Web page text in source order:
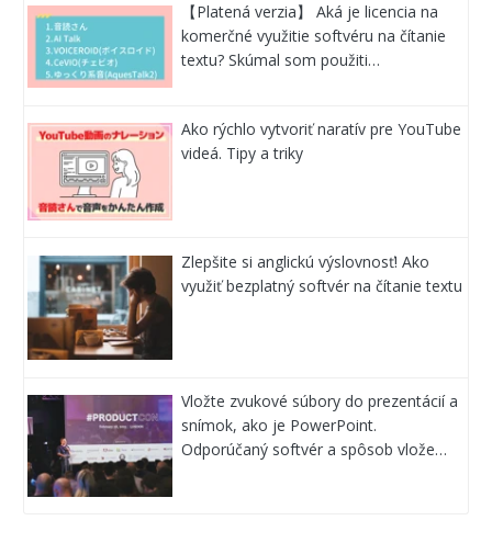
【Platená verzia】 Aká je licencia na
komerčné využitie softvéru na čítanie
textu? Skúmal som použiti…
Ako rýchlo vytvoriť naratív pre YouTube
videá. Tipy a triky
Zlepšite si anglickú výslovnosť! Ako
využiť bezplatný softvér na čítanie textu
Vložte zvukové súbory do prezentácií a
snímok, ako je PowerPoint.
Odporúčaný softvér a spôsob vlože…